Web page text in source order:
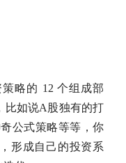
略的 12 个组成部
比如说A股独有的打
公式策略等等，你
形成自己的投资系